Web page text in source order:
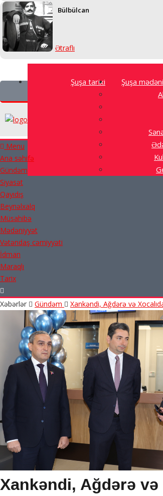
Bülbülcan
Ətraflı
Şuşa tarixi
Şuşa
Menu
Ana səhifə
Gündəm
Siyasət
Qayıdış
Beynəlxalq
Müsahibə
Mədəniyyət
Vətəndaş cəmiyyəti
İdman
Maraqlı
Tarix
Xəbərlər Gündəm Xankəndi, Ağdərə və
Xankəndi, Ağdərə